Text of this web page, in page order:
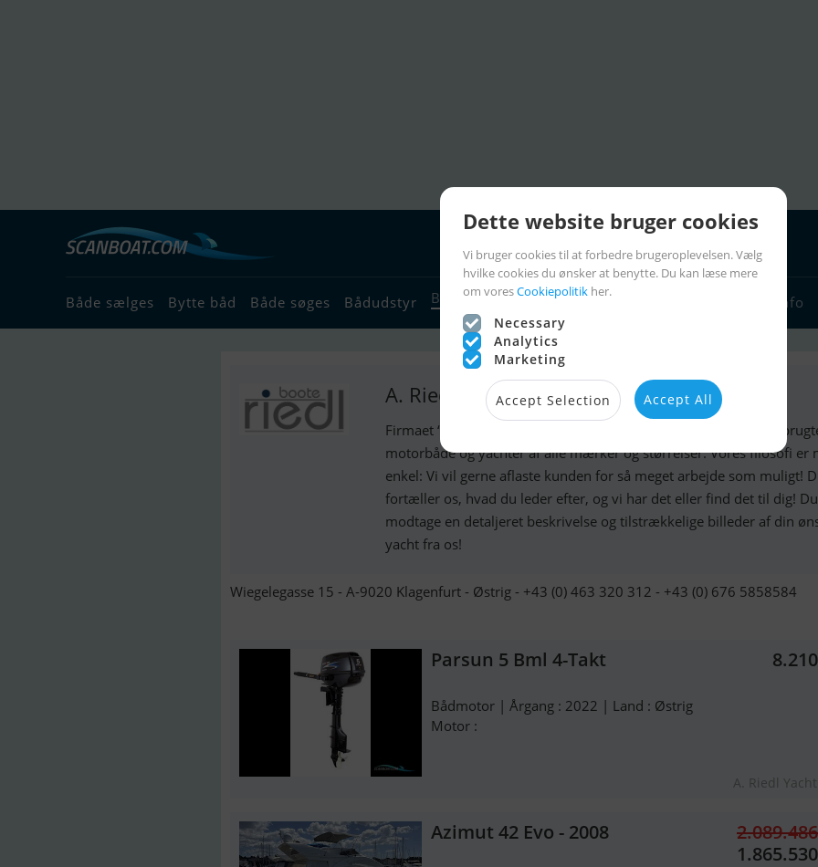
Både sælges Bytte båd Både søges Bådudstyr Bådforhandlere Sejlerlinks Sejlerinfo
A. Riedl Yachthandel
Firmaet “Boote Riedl" har specialiseret sig i handel med nye og
motorbåde og yachter af alle mærker og størrelser. Vores filosofi er
enkel: Vi vil gerne aflaste kunden for så meget arbejde som muligt!
fortæller os, hvad du leder efter, og vi har det eller find det til dig!
modtage en detaljeret beskrivelse og tilstrækkelige billeder af din
yacht fra os!
Wiegelegasse 15 - A-9020 Klagenfurt - Østrig - +43 (0) 463 320 312 - +43 (0) 676 5858584
Parsun 5 Bml 4-Takt
Bådmotor | Årgang : 2022 | Land : Østrig
Motor :
A. Riedl
Azimut 42 Evo - 2008
Dette website bruger cookies
Vi bruger cookies til at forbedre brugeroplevelsen. Vælg
hvilke cookies du ønsker at benytte. Du kan læse mere
om voresCookiepolitik her.
Necessary
Analytics
Marketing
Accept Selection Accept All